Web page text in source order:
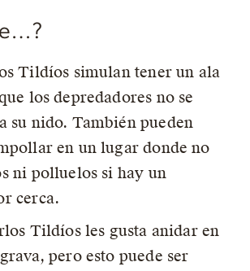
Tildíos simulan tener un ala
los depredadores no se
su nido. También pueden
en un lugar donde no
ni polluelos si hay un
cerca.
Tildíos les gusta anidar en
pero esto puede ser